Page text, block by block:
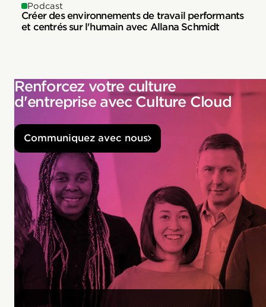
Podcast
Créer des environnements de travail performants
et centrés sur l'humain avec Allana Schmidt
Renforcez votre culture
d'entreprise avec Culture Cloud
Communiquez avec nous